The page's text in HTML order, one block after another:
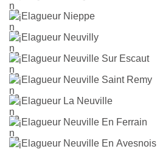
Elagueur Nieppe
Elagueur Neuvilly
Elagueur Neuville Sur Escaut
Elagueur Neuville Saint Remy
Elagueur La Neuville
Elagueur Neuville En Ferrain
Elagueur Neuville En Avesnois